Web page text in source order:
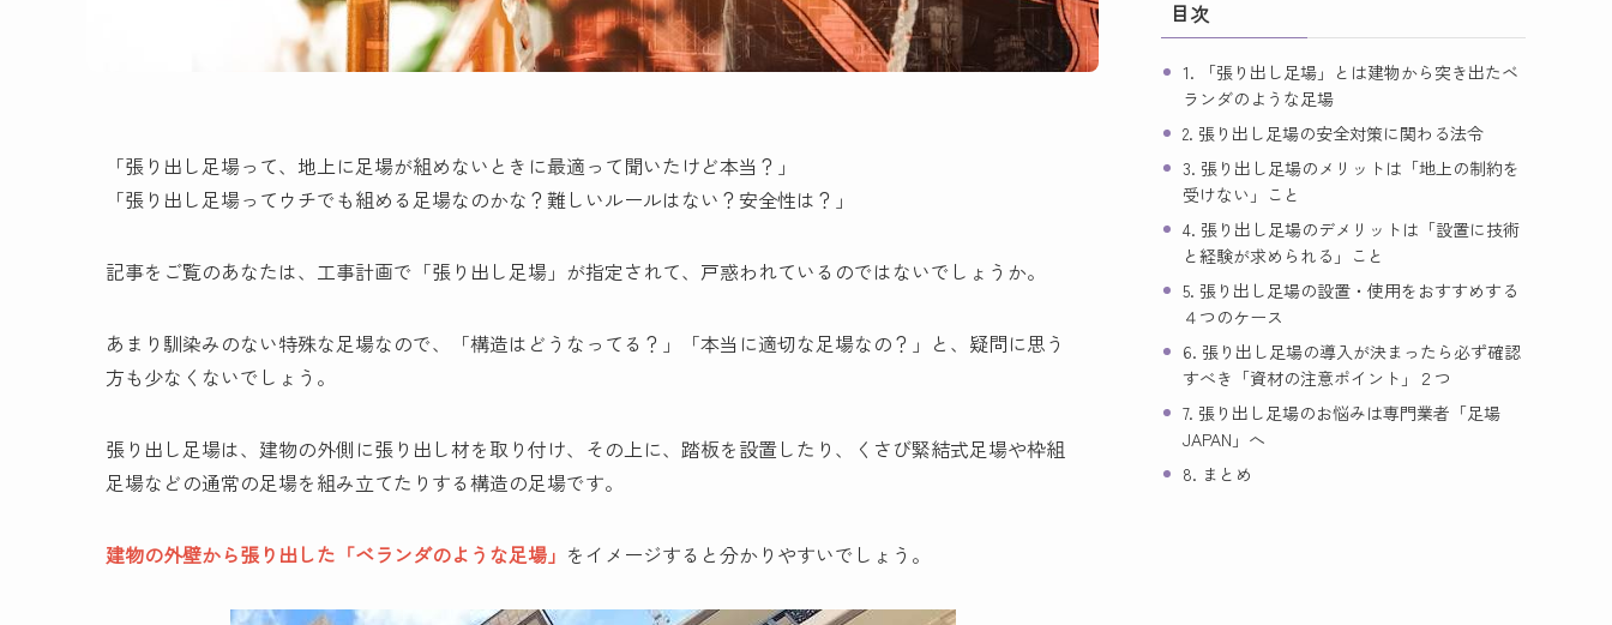
「張り出し足場って、地上に足場が組めないときに最適って聞いたけど本当？」
「張り出し足場ってウチでも組める足場なのかな？難しいルールはない？安全性は？」
記事をご覧のあなたは、工事計画で「張り出し足場」が指定されて、戸惑われているのではないでしょうか。
あまり馴染みのない特殊な足場なので、「構造はどうなってる？」「本当に適切な足場なの？」と、疑問に思う
方も少なくないでしょう。
張り出し足場は、建物の外側に張り出し材を取り付け、その上に、踏板を設置したり、くさび緊結式足場や枠組
足場などの通常の足場を組み立てたりする構造の足場です。
建物の外壁から張り出した「ベランダのような足場」 をイメージすると分かりやすいでしょう。
目次
1. 「張り出し足場」とは建物から突き出たベ
ランダのような足場
2. 張り出し足場の安全対策に関わる法令
3. 張り出し足場のメリットは「地上の制約を
受けない」こと
4. 張り出し足場のデメリットは「設置に技術
と経験が求められる」こと
5. 張り出し足場の設置・使用をおすすめする
４つのケース
6. 張り出し足場の導入が決まったら必ず確認
すべき「資材の注意ポイント」２つ
7. 張り出し足場のお悩みは専門業者「足場
JAPAN」へ
8. まとめ